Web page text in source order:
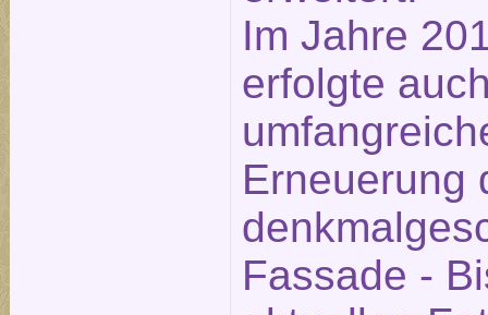
Im Jahre
erfolgte
Erneuerung
Fassade -